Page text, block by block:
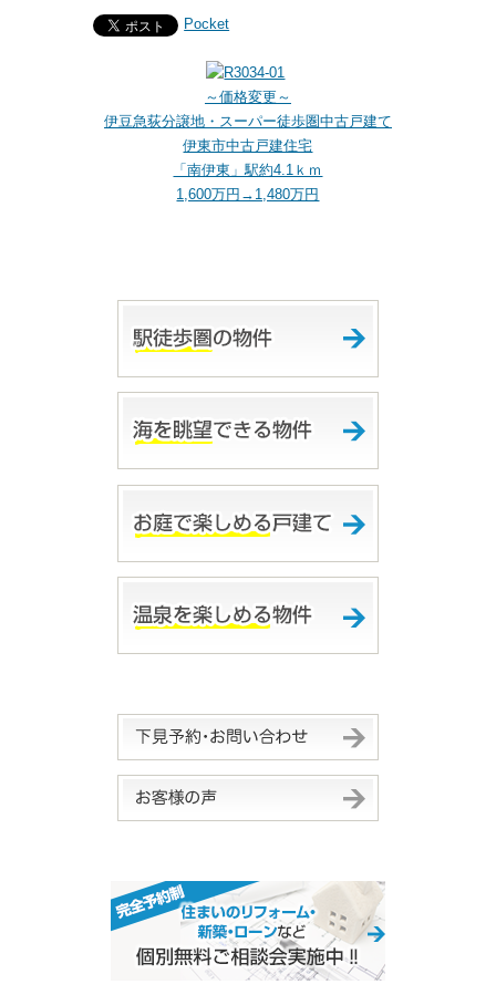
Pocket
～価格変更～
伊豆急荻分譲地・スーパー徒歩圏中古戸建て
伊東市中古戸建住宅
「南伊東」駅約4.1ｋｍ
1,600万円→1,480万円